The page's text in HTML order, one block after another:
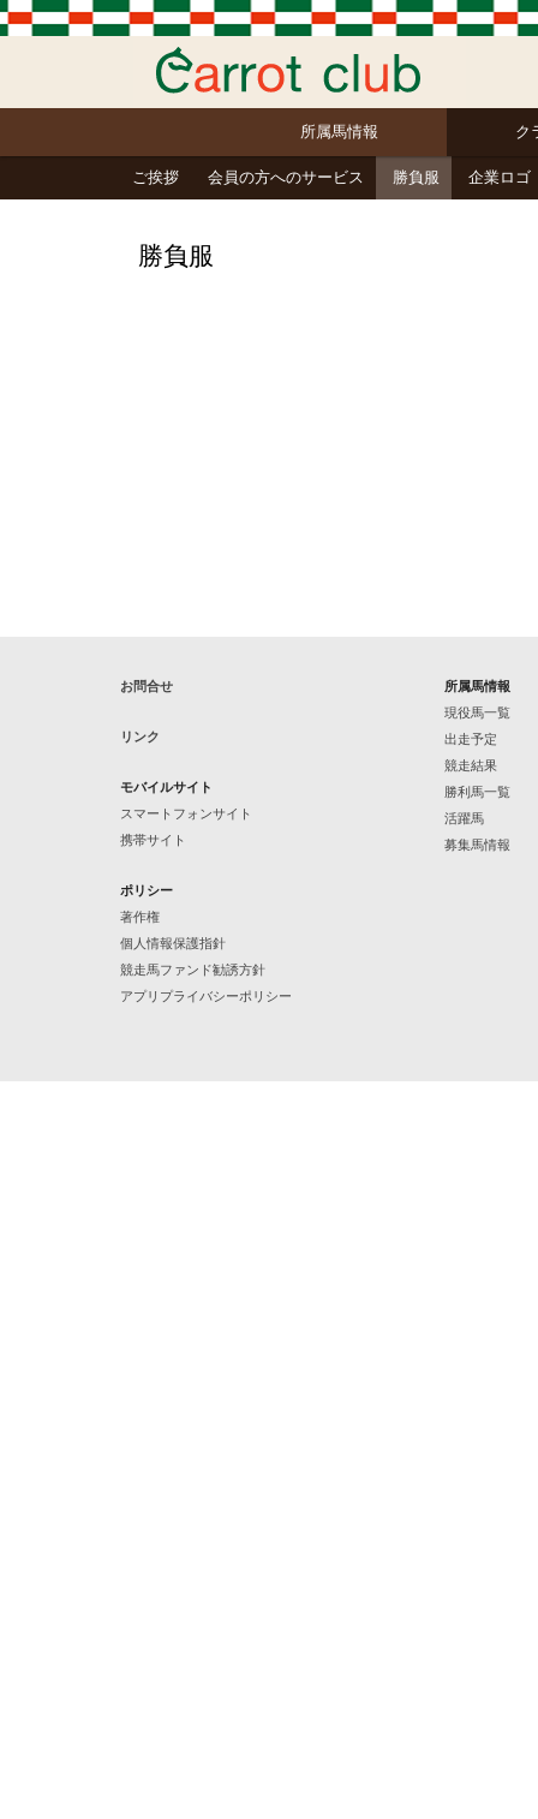
所属馬情報 ク
ご挨拶 会員の方へのサービス 勝負服 企業ロゴ
勝負服
お問合せ
リンク
モバイルサイト
スマートフォンサイト
携帯サイト
ポリシー
著作権
個人情報保護指針
競走馬ファンド勧誘方針
アプリプライバシーポリシー
所属馬情報
現役馬一覧
出走予定
競走結果
勝利馬一覧
活躍馬
募集馬情報